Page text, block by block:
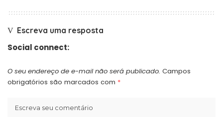
Escreva uma resposta
Social connect:
O seu endereço de e-mail não será publicado. Campos
obrigatórios são marcados com *